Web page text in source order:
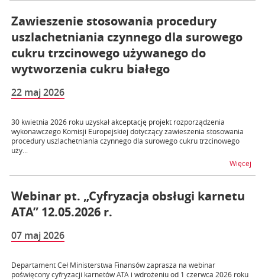
Zawieszenie stosowania procedury
uszlachetniania czynnego dla surowego
cukru trzcinowego używanego do
wytworzenia cukru białego
22 maj 2026
30 kwietnia 2026 roku uzyskał akceptację projekt rozporządzenia
wykonawczego Komisji Europejskiej dotyczący zawieszenia stosowania
procedury uszlachetniania czynnego dla surowego cukru trzcinowego
uży...
Więcej
Webinar pt. „Cyfryzacja obsługi karnetu
ATA” 12.05.2026 r.
07 maj 2026
Departament Ceł Ministerstwa Finansów zaprasza na webinar
poświęcony cyfryzacji karnetów ATA i wdrożeniu od 1 czerwca 2026 roku